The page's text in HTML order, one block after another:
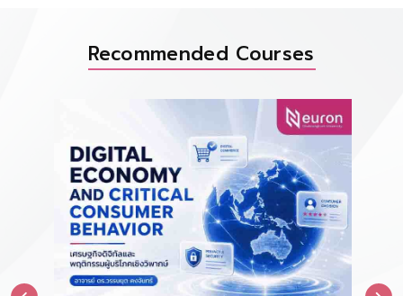
Recommended Courses